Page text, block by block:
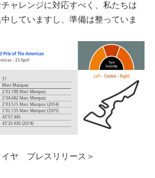
ャレンジに対応すべく、私たちは
していますし、準備は整っていま
イヤ プレスリリース＞